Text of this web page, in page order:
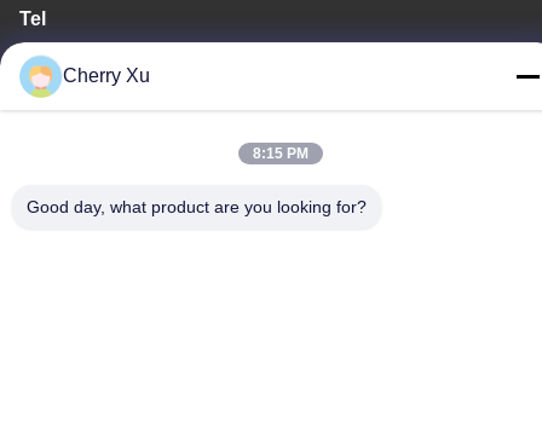
Tel
86-0755-27097532-8:30
China Goede kwaliteit CNC-bewerking op maat Leverancier.
Cherry Xu
8:15 PM
Good day, what product are you looking for?